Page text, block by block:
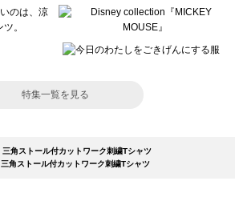
特集一覧を見る
三角ストール付カットワーク刺繍Tシャツ
三角ストール付カットワーク刺繍Tシャツ